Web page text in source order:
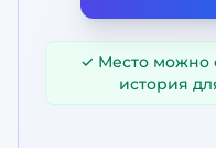
✓ Место можно
история